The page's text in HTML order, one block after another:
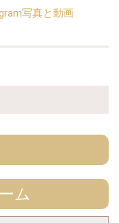
写真と動画
ム